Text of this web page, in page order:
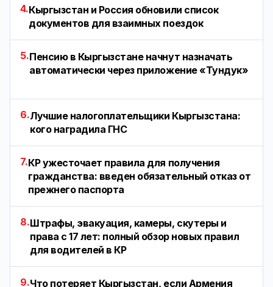
4.Кыргызстан и Россия обновили список
документов для взаимных поездок
5.Пенсию в Кыргызстане начнут назначать
автоматически через приложение «Тундук»
6.Лучшие налогоплательщики Кыргызстана:
кого наградила ГНС
7.КР ужесточает правила для получения
гражданства: введен обязательный отказ от
прежнего паспорта
8.Штрафы, эвакуация, камеры, скутеры и
права с 17 лет: полный обзор новых правил
для водителей в КР
9.Что потеряет Кыргызстан, если Армения